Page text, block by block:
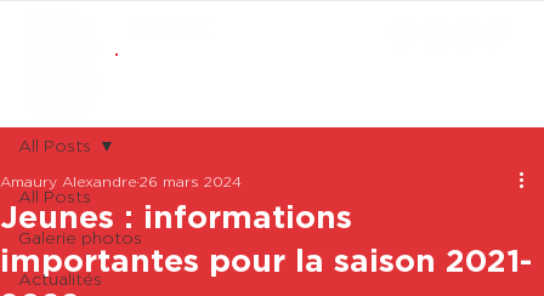
All Posts
Galerie photos
Actualités
All Posts
Jeunes : informations
importantes pour la saison 2021-
Amaury Alexandre 26 mars 2024